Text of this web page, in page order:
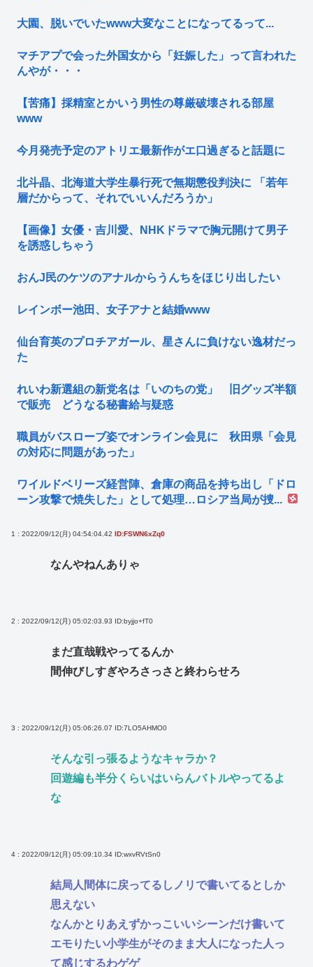
大園、脱いでいたwww大変なことになってるって...
マチアプで会った外国女から「妊娠した」って言われた
んやが・・・
【苦痛】採精室とかいう男性の尊厳破壊される部屋
www
今月発売予定のアトリエ最新作がエ口過ぎると話題に
北斗晶、北海道大学生暴行死で無期懲役判決に 「若年
層だからって、それでいいんだろうか」
【画像】女優・吉川愛、NHKドラマで胸元開けて男子
を誘惑しちゃう
おんJ民のケツのアナルからうんちをほじり出したい
レインボー池田、女子アナと結婚www
仙台育英のプロチアガール、星さんに負けない逸材だっ
た
れいわ新選組の新党名は「いのちの党」 旧グッズ半額
で販売 どうなる秘書給与疑惑
職員がバスローブ姿でオンライン会見に 秋田県「会見
の対応に問題があった」
ワイルドベリーズ経営陣、倉庫の商品を持ち出し「ドロ
ーン攻撃で焼失した」として処理…ロシア当局が捜...
1 : 2022/09/12(月) 04:54:04.42 ID:FSWN6xZq0
なんやねんありゃ
2 : 2022/09/12(月) 05:02:03.93 ID:byjjo+fT0
まだ直哉戦やってるんか
間伸びしすぎやろさっさと終わらせろ
3 : 2022/09/12(月) 05:06:26.07 ID:7LO5AHMO0
そんな引っ張るようなキャラか？
回遊編も半分くらいはいらんバトルやってるよ
な
4 : 2022/09/12(月) 05:09:10.34 ID:wxvRVtSn0
結局人間体に戻ってるしノリで書いてるとしか
思えない
なんかとりあえずかっこいいシーンだけ書いて
エモりたい小学生がそのまま大人になった人っ
て感じするわゲゲ